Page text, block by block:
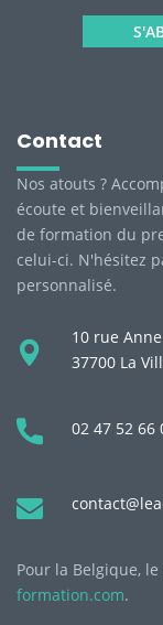
Contact
Nos atouts ?
écoute et
de formation du
celui-ci. N'hésitez
personnalisé.
10 rue
37700 La
02 47 52 66
Pour la Belgique,
formation.com.